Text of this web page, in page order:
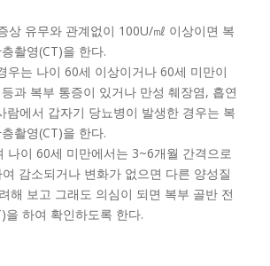
상 유무와 관계없이 100U/㎖ 이상이면 복
촬영(CT)을 한다.
우는 나이 60세 이상이거나 60세 미만이
과 복부 통증이 있거나 만성 췌장염, 흡연
람에서 갑자기 당뇨병이 발생한 경우는 복
촬영(CT)을 한다.
나이 60세 미만에서는 3~6개월 간격으로
감소되거나 변화가 없으면 다른 양성질
해 보고 그래도 의심이 되면 복부 골반 전
을 하여 확인하도록 한다.